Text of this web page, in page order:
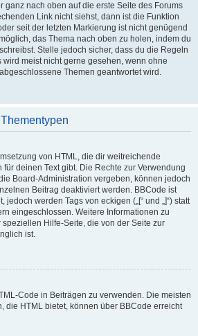
ganz nach oben auf die erste Seite des Forums
Link nicht siehst, dann ist die Funktion
seit der letzten Markierung ist nicht genügend
das Thema nach oben zu holen, indem du
Stelle jedoch sicher, dass du die Regeln
wird meist nicht gerne gesehen, wenn ohne
Themen geantwortet wird.
von HTML, die dir weitreichende
deinen Text gibt. Die Rechte zur Verwendung
Board-Administration vergeben, können jedoch
Beitrag deaktiviert werden. BBCode ist
werden Tags von eckigen („[“ und „]“) statt
eingeschlossen. Weitere Informationen zu
speziellen Hilfe-Seite, die von der Seite zur
ist.
Code in Beiträgen zu verwenden. Die meisten
die HTML bietet, können über BBCode erreicht